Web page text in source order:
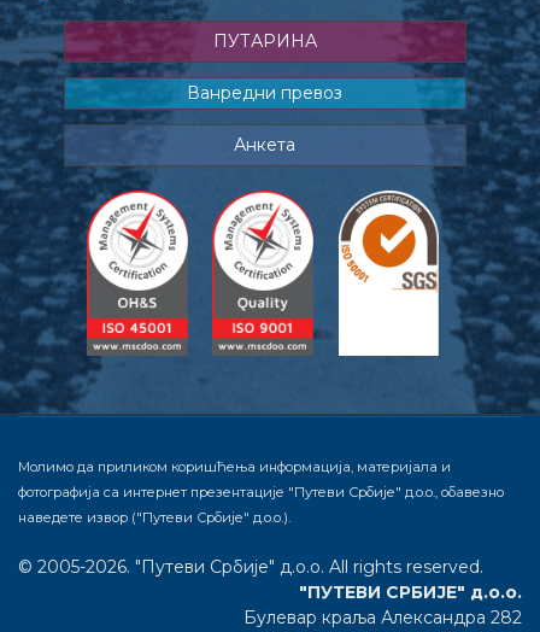
ПУТАРИНА
Ванредни превоз
Анкета
Молимо да приликом коришћења информација, материјала и
фотографија са интернет презентације "Путеви Србије" д.о.о., обавезно
наведете извор ("Путеви Србије" д.о.о.).
© 2005-2026. "Путеви Србије" д.о.о. All rights reserved.
"ПУТЕВИ СРБИЈЕ" д.о.о.
Булевар краља Александра 282